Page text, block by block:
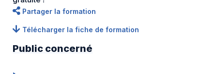
Partager la formation
Télécharger la fiche de formation
Public concerné